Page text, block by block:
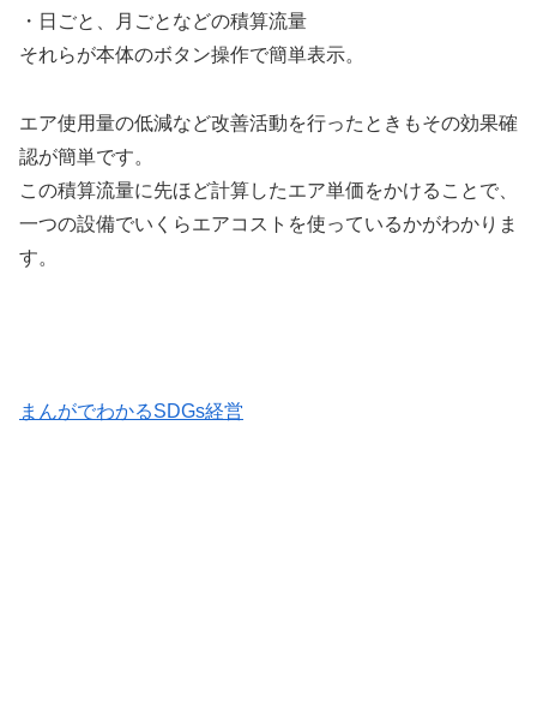
・日ごと、月ごとなどの積算流量
それらが本体のボタン操作で簡単表示。
エア使用量の低減など改善活動を行ったときもその効果確
認が簡単です。
この積算流量に先ほど計算したエア単価をかけることで、
一つの設備でいくらエアコストを使っているかがわかりま
す。
まんがでわかるSDGs経営